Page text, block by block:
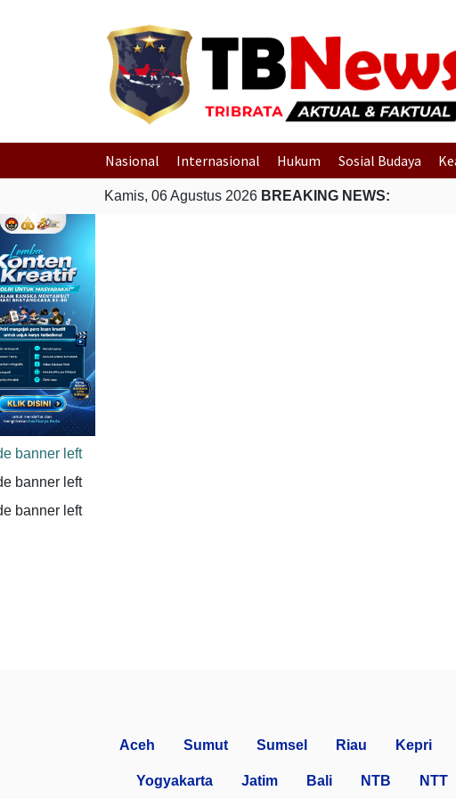
Nasional Internasional Hukum Sosial Budaya
Kamis, 06 Agustus 2026 BREAKING NEWS:
Aceh Sumut Sumsel Riau Kepri
Yogyakarta Jatim Bali NTB NTT